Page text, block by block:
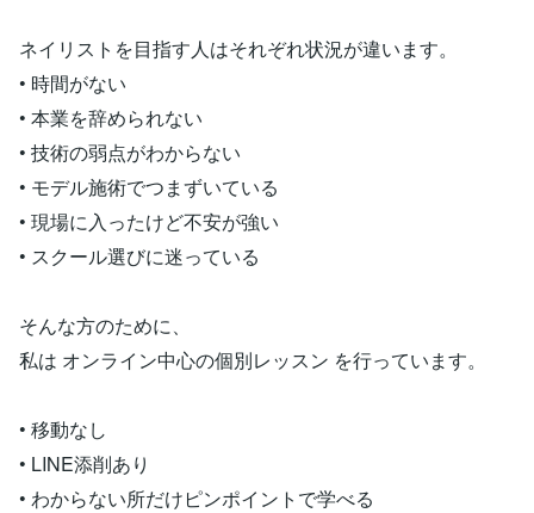
ネイリストを目指す人はそれぞれ状況が違います。
• 時間がない
• 本業を辞められない
• 技術の弱点がわからない
• モデル施術でつまずいている
• 現場に入ったけど不安が強い
• スクール選びに迷っている
そんな方のために、
私は オンライン中心の個別レッスン を行っています。
• 移動なし
• LINE添削あり
• わからない所だけピンポイントで学べる